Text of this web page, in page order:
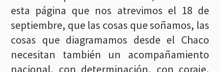
esta página que nos atrevimos el 18 de
septiembre, que las cosas que soñamos, las
cosas que diagramamos desde el Chaco
necesitan también un acompañamiento
nacional, con determinación, con coraje,